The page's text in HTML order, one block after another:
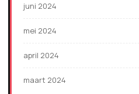
juni 2024
mei 2024
april 2024
maart 2024